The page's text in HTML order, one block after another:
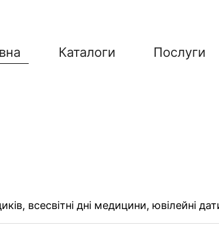
Каталоги Послуги
всесвітні дні медицини, ювілейні